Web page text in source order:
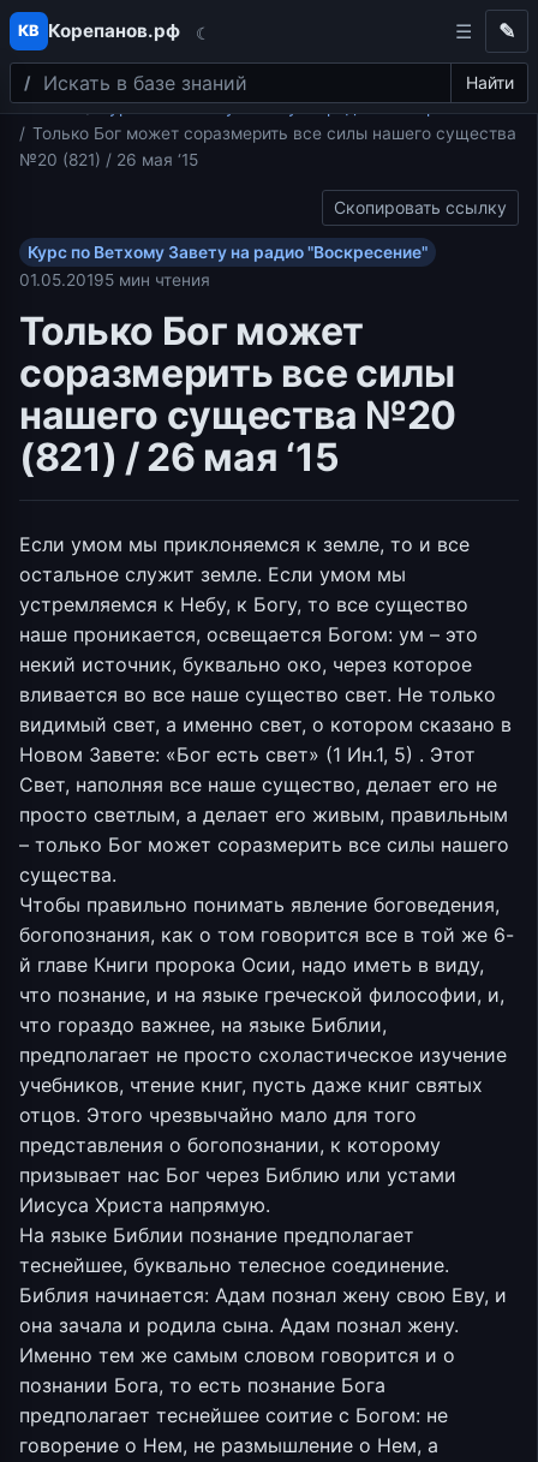
Перейти к содержимому
КВ Корепанов.рф ☾
Поиск Найти
✎
Главная
Курс по Ветхому Завету на радио "Воскресение"
Только Бог может соразмерить все силы нашего существа
№20 (821) / 26 мая ‘15
Скопировать ссылку
Курс по Ветхому Завету на радио "Воскресение"
01.05.20195 мин чтения
Только Бог может
соразмерить все силы
нашего существа №20
(821) / 26 мая ‘15
Если умом мы приклоняемся к земле, то и все
остальное служит земле. Если умом мы
устремляемся к Небу, к Богу, то все существо
наше проникается, освещается Богом: ум – это
некий источник, буквально око, через которое
вливается во все наше существо свет. Не только
видимый свет, а именно свет, о котором сказано в
Новом Завете: «Бог есть свет» (1 Ин.1, 5) . Этот
Свет, наполняя все наше существо, делает его не
просто светлым, а делает его живым, правильным
– только Бог может соразмерить все силы нашего
существа.
Чтобы правильно понимать явление боговедения,
богопознания, как о том говорится все в той же 6-
й главе Книги пророка Осии, надо иметь в виду,
что познание, и на языке греческой философии, и,
что гораздо важнее, на языке Библии,
предполагает не просто схоластическое изучение
учебников, чтение книг, пусть даже книг святых
отцов. Этого чрезвычайно мало для того
представления о богопознании, к которому
призывает нас Бог через Библию или устами
Иисуса Христа напрямую.
На языке Библии познание предполагает
теснейшее, буквально телесное соединение.
Библия начинается: Адам познал жену свою Еву, и
она зачала и родила сына. Адам познал жену.
Именно тем же самым словом говорится и о
познании Бога, то есть познание Бога
предполагает теснейшее соитие с Богом: не
говорение о Нем, не размышление о Нем, а